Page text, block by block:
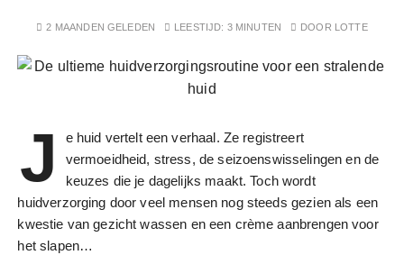
2 MAANDEN GELEDEN LEESTIJD: 3 MINUTEN DOOR LOTTE
J
e huid vertelt een verhaal. Ze registreert
vermoeidheid, stress, de seizoenswisselingen en de
keuzes die je dagelijks maakt. Toch wordt
huidverzorging door veel mensen nog steeds gezien als een
kwestie van gezicht wassen en een crème aanbrengen voor
het slapen…